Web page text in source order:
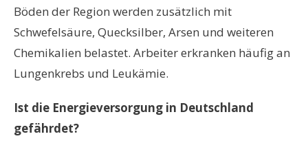
Böden der Region werden zusätzlich mit
Schwefelsäure, Quecksilber, Arsen und weiteren
Chemikalien belastet. Arbeiter erkranken häufig an
Lungenkrebs und Leukämie.
Ist die Energieversorgung in Deutschland
gefährdet?